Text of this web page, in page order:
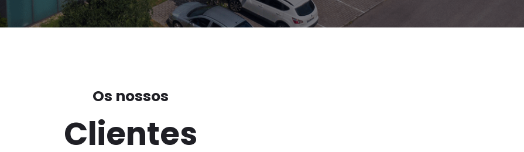
Os nossos
Clientes